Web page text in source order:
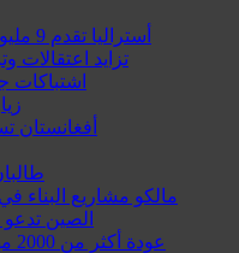
أستراليا تقدم 9 مليون دولار لمواجهة أزمة الإغاثة الإنسانية في أفغانستان
تزايد اعتقالات
اشتباكات
أفغانستان
مالكو مشاريع البناء
الصين تدعو
عودة أكثر من 2000 مهاجر أفغاني من باكستان وإيران وسط ظروف صعبة